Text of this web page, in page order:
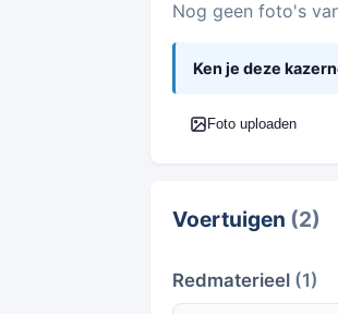
Nog geen foto's
Ken je deze
Foto uploaden
Voertuigen (2)
Redmaterieel (1)